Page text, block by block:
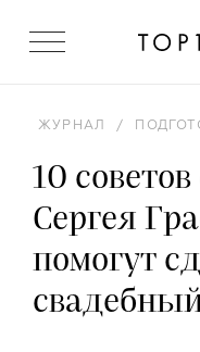
ЖУРНАЛ /
10
Сергея
помогут